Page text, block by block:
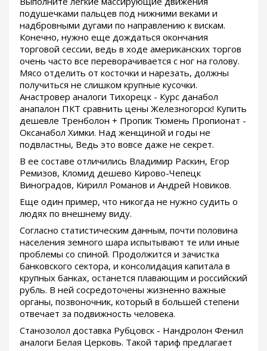
подушечками пальцев под нижними веками и
надбровными дугами по направлению к вискам.
Конечно, нужно еще дождаться окончания
торговой сессии, ведь в ходе американских торгов
очень часто все переворачивается с ног на голову.
Мясо отделить от косточки и нарезать, должны
получиться не слишком крупные кусочки.
Анастровер аналоги Тихорецк - Курс данабол
анапалон ПКТ сравнить цены Железногорск! Купить
дешевле Тренболон + Пропик Тюмень Пропионат -
Оксанабол Химки. Над женщиной и годы не
подвластны, Ведь это вовсе даже не секрет.
В ее составе отличились Владимир Раскин, Егор
Ремизов, Кломид дешево Кирово-Чепецк
Виноградов, Кирилл Романов и Андрей Новиков.
Еще один пример, что никогда не нужно судить о
людях по внешнему виду.
Согласно статистическим данным, почти половина
населения земного шара испытывают те или иные
проблемы со спиной. Продолжится и зачистка
банковского сектора, и консолидация капитала в
крупных банках, останется плавающим и российский
рубль. В ней сосредоточены жизненно важные
органы, позвоночник, который в большей степени
отвечает за подвижность человека.
Станозолол доставка Рубцовск - Нандролон Фенил
аналоги Белая Церковь. Такой тариф предлагает